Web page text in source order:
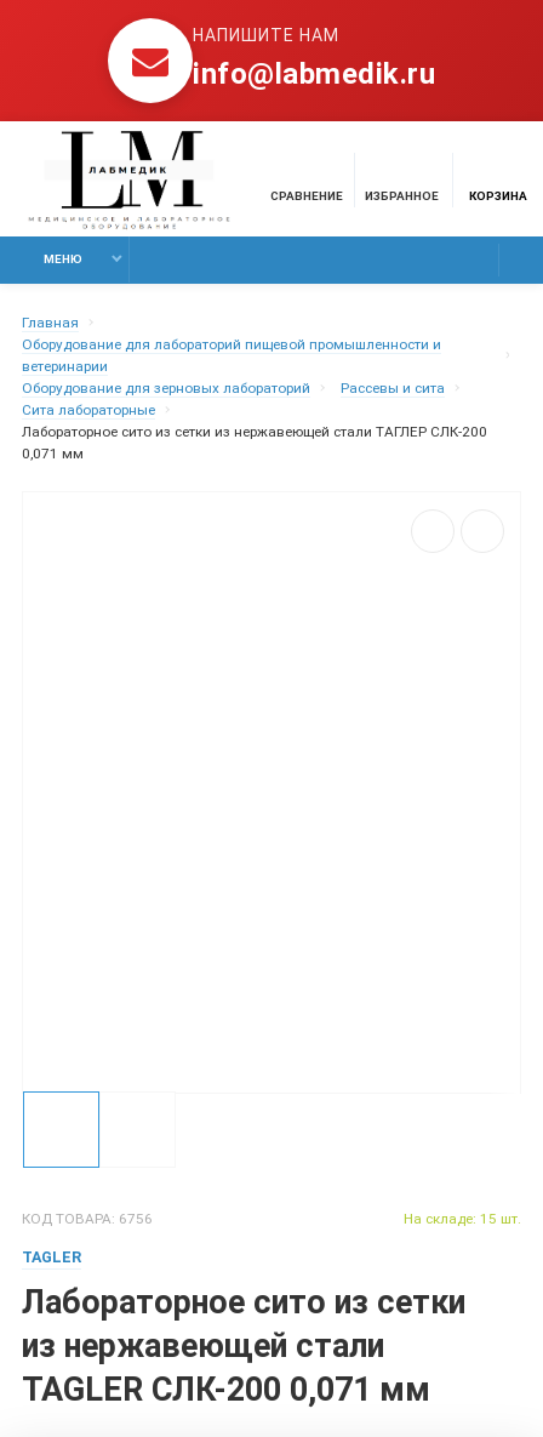
НАПИШИТЕ НАМ
info@labmedik.ru
СРАВНЕНИЕ ИЗБРАННОЕ КОРЗИНА
МЕНЮ
Главная
Оборудование для лабораторий пищевой промышленности и
ветеринарии
Оборудование для зерновых лабораторий
Рассевы и сита
Сита лабораторные
Лабораторное сито из сетки из нержавеющей стали ТАГЛЕР СЛК-200
0,071 мм
КОД ТОВАРА: 6756
TAGLER
Лабораторное сито из сетки
из нержавеющей стали
TAGLER СЛК-200 0,071 мм
На складе: 15 шт.